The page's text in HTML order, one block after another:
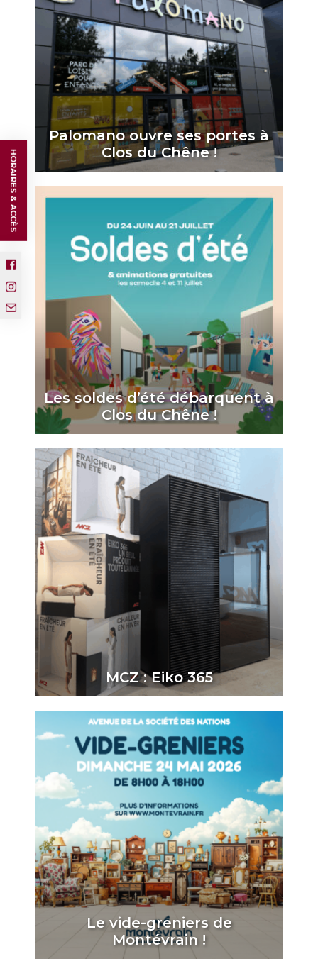
Palomano ouvre ses portes à
Clos du Chêne !
Les soldes d’été débarquent à
Clos du Chêne !
MCZ : Eiko 365
Le vide-greniers de
Montévrain !
HORAIRES & ACCÈS